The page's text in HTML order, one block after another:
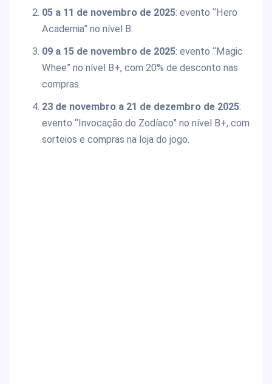
05 a 11 de novembro de 2025: evento “Hero
Academia” no nível B.
09 a 15 de novembro de 2025: evento “Magic
Whee” no nível B+, com 20% de desconto nas
compras.
23 de novembro a 21 de dezembro de 2025:
evento “Invocação do Zodíaco” no nível B+, com
sorteios e compras na loja do jogo.